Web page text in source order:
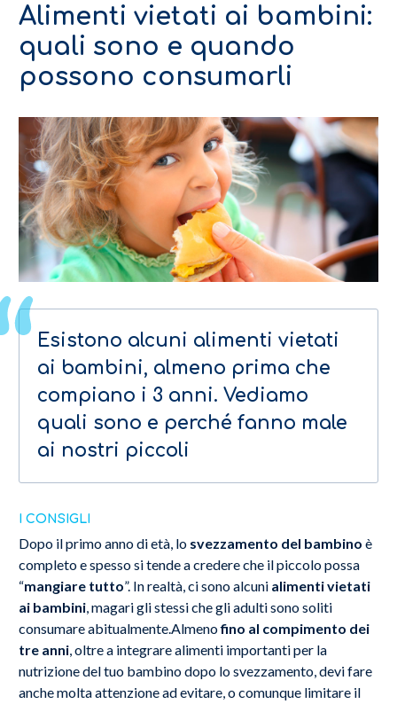
Alimenti vietati ai bambini:
quali sono e quando
possono consumarli
Esistono alcuni alimenti vietati
ai bambini, almeno prima che
compiano i 3 anni. Vediamo
quali sono e perché fanno male
ai nostri piccoli
I CONSIGLI
Dopo il primo anno di età, lo svezzamento del bambino è
completo e spesso si tende a credere che il piccolo possa
“mangiare tutto”. In realtà, ci sono alcuni alimenti vietati
ai bambini, magari gli stessi che gli adulti sono soliti
consumare abitualmente.Almenofino al compimento dei
tre anni, oltre a integrare alimenti importanti per la
nutrizione del tuo bambino dopo lo svezzamento, devi fare
anche molta attenzione ad evitare, o comunque limitare il